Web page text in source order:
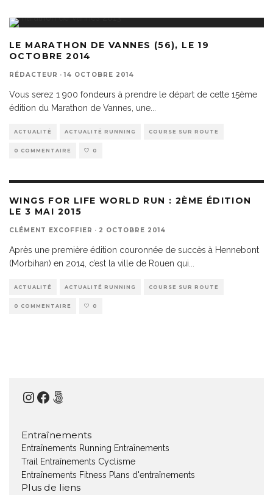
LE MARATHON DE VANNES (56), LE 19
OCTOBRE 2014
RÉDACTEUR · 14 OCTOBRE 2014
Vous serez 1 900 fondeurs à prendre le départ de cette 15ème
édition du Marathon de Vannes, une
ACTUALITÉ ACTUALITÉ RUNNING COURSE SUR ROUTE
0 COMMENTAIRE 0
WINGS FOR LIFE WORLD RUN : 2ÈME ÉDITION
LE 3 MAI 2015
CLÉMENT EXCOFFIER · 2 OCTOBRE 2014
Après une première édition couronnée de succès à Hennebont
(Morbihan) en 2014, c’est la ville de Rouen qui
ACTUALITÉ ACTUALITÉ RUNNING COURSE SUR ROUTE
0 COMMENTAIRE 0
Instagram
Facebook
500px
Entraînements
Entraînements Running Entraînements
Trail
Entraînements Cyclisme
Entraînements Fitness Plans d'entraînements
Plus de liens